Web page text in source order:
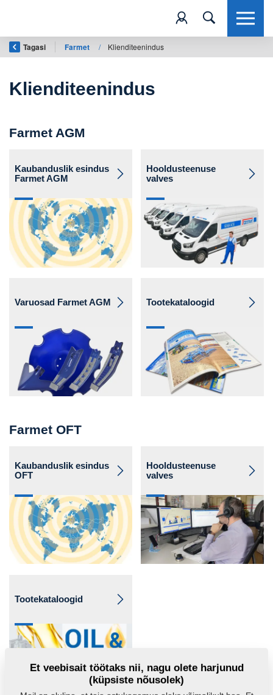
Tagasi Farmet / Klienditeenindus
Klienditeenindus
Farmet AGM
Kaubanduslik esindus
Farmet AGM
Hooldusteenuse
valves
Varuosad Farmet AGM Tootekataloogid
Farmet OFT
Kaubanduslik esindus
OFT
Hooldusteenuse
valves
Tootekataloogid
Et veebisait töötaks nii, nagu olete harjunud
(küpsiste nõusolek)